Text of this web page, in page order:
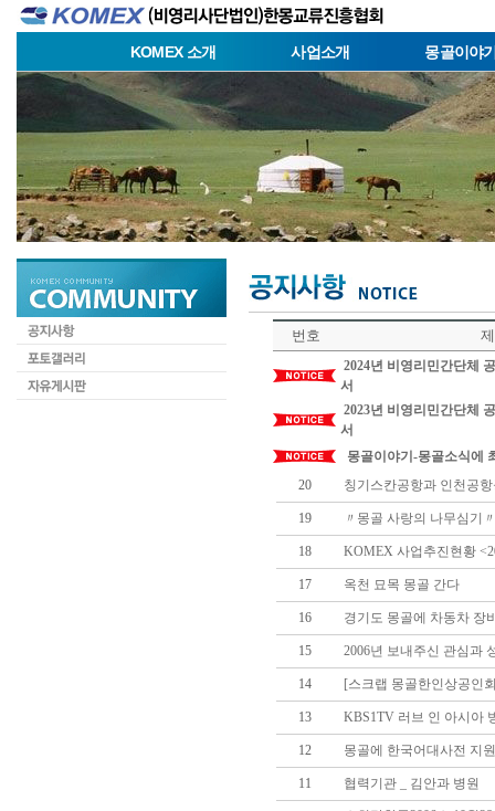
KOMEX 소개 사업소개 몽골이야
번호
2024년 비영리민간단체
서
2023년 비영리민간단체
서
몽골이야기-몽골소식에
20
칭기스칸공항과 인천공
19 〃몽골 사랑의 나무심기
18 KOMEX 사업추진현황
17 옥천 묘목 몽골 간다
16 경기도 몽골에 차동차 장
15 2006년 보내주신 관심과
14 [스크랩 몽골한인상공인
13 KBS1TV 러브 인 아시아
12 몽골에 한국어대사전 지원
11 협력기관 _ 김안과 병원